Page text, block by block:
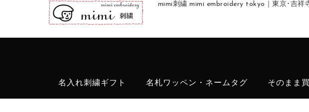
mimi刺繍 mimi embroidery tokyo｜東京･吉祥
名入れ刺繍ギフト 名札ワッペン・ネームタグ そのまま